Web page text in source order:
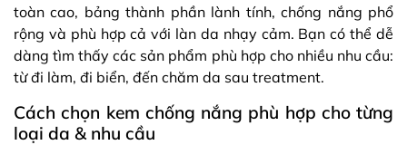
toàn cao, bảng thành phần lành tính, chống nắng phổ
rộng và phù hợp cả với làn da nhạy cảm. Bạn có thể dễ
dàng tìm thấy các sản phẩm phù hợp cho nhiều nhu cầu:
từ đi làm, đi biển, đến chăm da sau treatment.
Cách chọn kem chống nắng phù hợp cho từng
loại da & nhu cầu